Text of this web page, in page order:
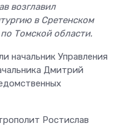
возглавил
в Сретенском
Томской области.
начальник Управления
Дмитрий
Ростислав